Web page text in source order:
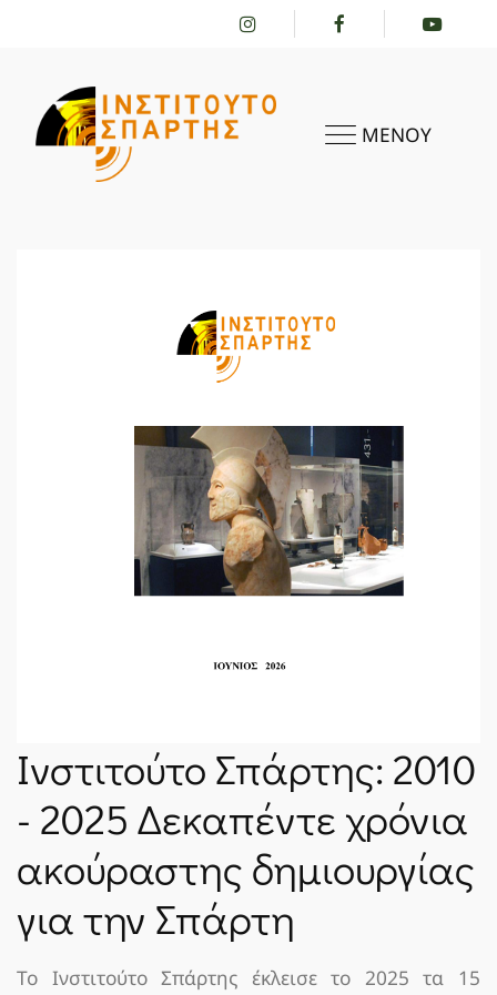
ΜΕΝΟΥ
ΤΟ ΙΝΣΤΙΤΟΎΤΟ
ΔΡΑΣΤΗΡΙΌΤΗΤΕΣ
SPARTANET
Ινστιτούτο Σπάρτης: 2010
- 2025 Δεκαπέντε χρόνια
ακούραστης δημιουργίας
για την Σπάρτη
Το Ινστιτούτο Σπάρτης έκλεισε το 2025 τα 15